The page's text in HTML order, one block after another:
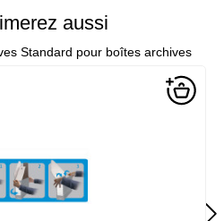
aussi
Standard pour boîtes archives